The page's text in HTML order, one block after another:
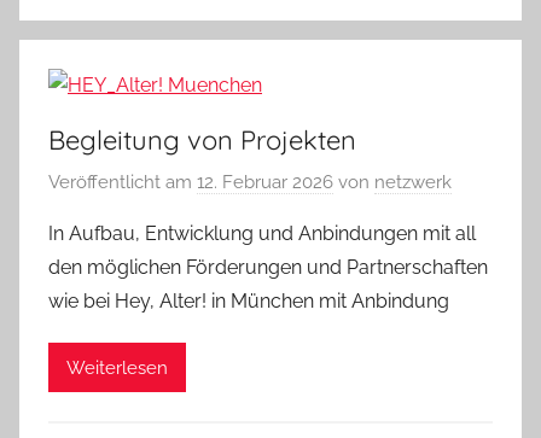
Begleitung von Projekten
Veröffentlicht am 12. Februar 2026 von netzwerk
In Aufbau, Entwicklung und Anbindungen mit all
den möglichen Förderungen und Partnerschaften
wie bei Hey, Alter! in München mit Anbindung
Weiterlesen